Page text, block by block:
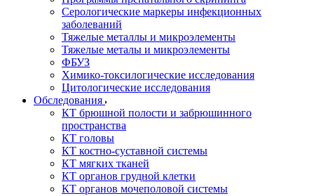
Серологические маркеры инфекционных
заболеваний
Тяжелые металлы и микроэлементы
Тяжелые металы и микроэлементы
ФБУЗ
Химико-токсилогические исследования
Цитологические исследования
Обследования
КТ брюшной полости и забрюшинного
пространства
КТ головы
КТ костно-суставной системы
КТ мягких тканей
КТ органов грудной клетки
КТ органов мочеполовой системы